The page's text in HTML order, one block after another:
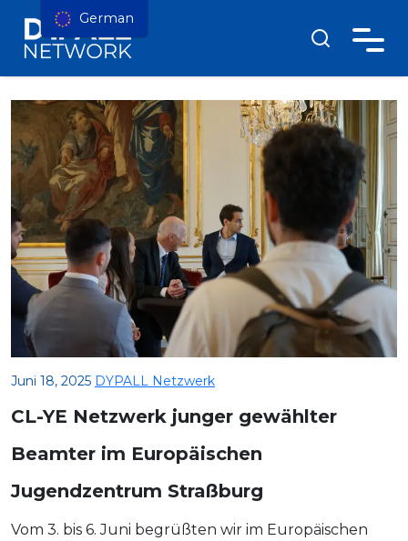
Juni 18, 2025 DYPALL Netzwerk
CL-YE Netzwerk junger gewählter
Beamter im Europäischen
Jugendzentrum Straßburg
Vom 3. bis 6. Juni begrüßten wir im Europäischen
German